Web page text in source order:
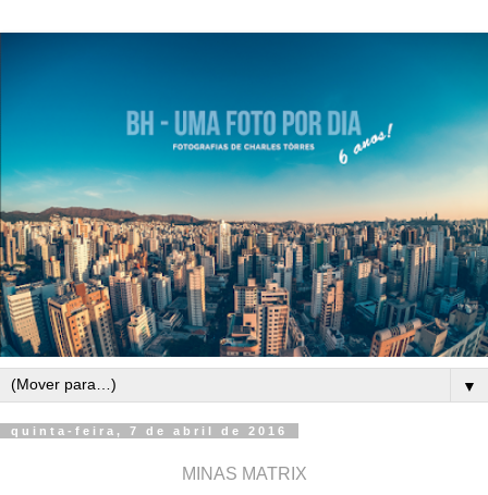
▼
quinta-feira, 7 de abril de 2016
MINAS MATRIX